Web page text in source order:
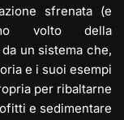
sfrenata (e
volto della
un sistema che,
e i suoi esempi
per ribaltarne
e sedimentare